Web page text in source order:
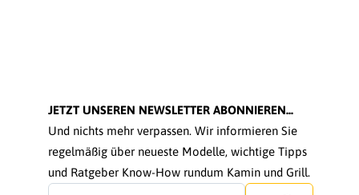
JETZT UNSEREN NEWSLETTER ABONNIEREN...
Und nichts mehr verpassen. Wir informieren Sie
regelmäßig über neueste Modelle, wichtige Tipps
und Ratgeber Know-How rundum Kamin und Grill.